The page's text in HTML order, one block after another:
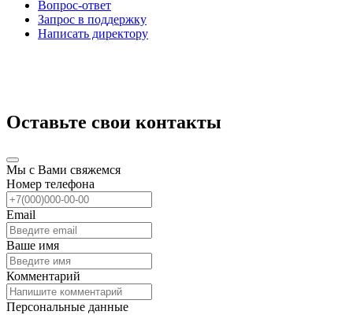
Вопрос-ответ
Запрос в поддержку
Написать директору
Оставьте свои контакты
Мы с Вами свяжемся
Номер телефона
Email
Ваше имя
Комментарий
Персональные данные